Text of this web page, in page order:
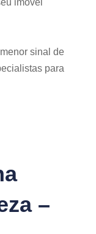
sinal de
para
–